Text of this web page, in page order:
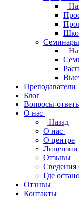
Семинары
Преподаватели
Блог
Вопросы-
О нас
Назад
О нас
О центре
Лицензии
Отзывы
Сведения
Где
Отзывы
Контакты